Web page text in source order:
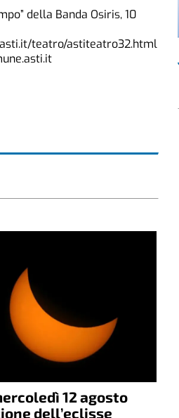
della Banda Osiris, 10
teatro/astiteatro32.html
12 agosto
dell’eclisse